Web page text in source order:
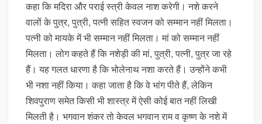
कहा कि मदिरा और पराई स्त्री केवल नाश करेगी। नशे करने
वालों के पुत्र, पुत्री, पत्नी सहित स्वजन को सम्मान नहीं मिलता।
पत्नी को मायके में भी सम्मान नहीं मिलता। मां को सम्मान नहीं
मिलता। लोग कहते हैं कि नशेड़ी की मां, पुत्री, पत्नी, पुत्र जा रहे
हैं। यह गलत धारणा है कि भोलेनाथ नशा करते हैं। उन्होंने कभी
भी नशा नहीं किया। कहा जाता है कि वे भांग पीते हैं, लेकिन
शिवपुराण समेत किसी भी शास्त्र में ऐसी कोई बात नहीं लिखी
मिलती है। भगवान शंकर तो केवल भगवान राम व कृष्ण के नशे में